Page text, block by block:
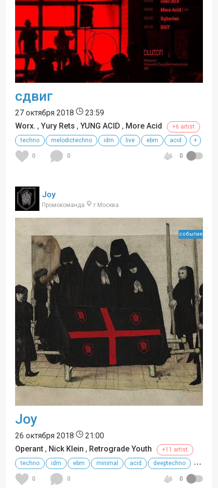
сдвиг
27 октября 2018
23:59
Worx. , Yury Rets , YUNG ACID , More Acid
+6 artist
techno
melodictechno idm live ebm acid +
0 0 0
Joy
Промокоманда г Москва
событие
Joy
26 октября 2018
21:00
Operant , Nick Klein , Retrograde Youth
+11 artist
techno
idm ebm minimal acid deeptechno +
0 0 0